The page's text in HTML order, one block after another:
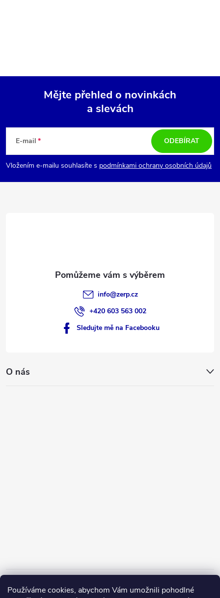
Používáme cookies, abychom Vám umožnili pohodlné
p
a
Mějte přehled o novinkách
a slevách
E-mail
Vložením e-mailu souhlasíte s podmínkami ochrany osobních údajů
ODEBÍRAT
info@zerp.cz
+420 603 563 002
Sledujte mě na Facebooku
O nás